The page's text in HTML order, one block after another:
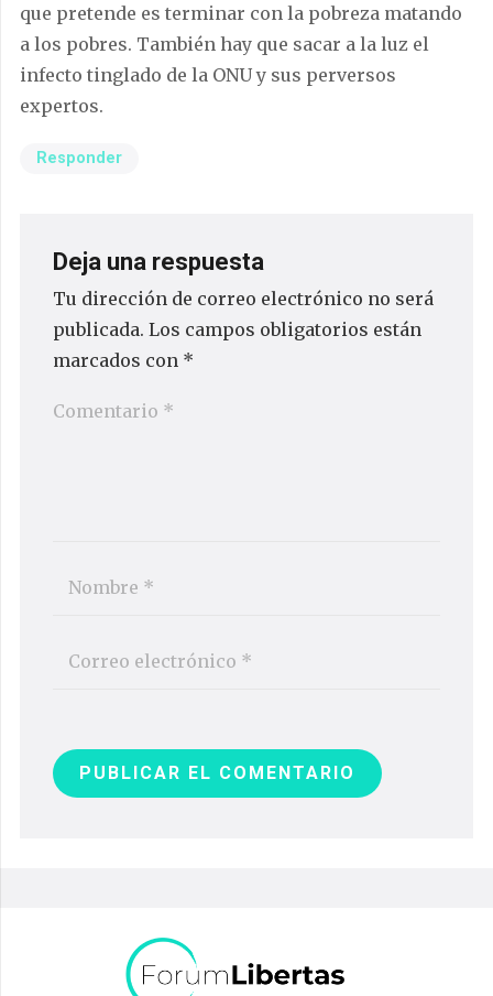
que pretende es terminar con la pobreza matando
a los pobres. También hay que sacar a la luz el
infecto tinglado de la ONU y sus perversos
expertos.
Responder
Deja una respuesta
Tu dirección de correo electrónico no será
publicada. Los campos obligatorios están
marcados con *
PUBLICAR EL COMENTARIO